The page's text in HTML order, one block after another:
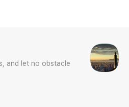
and let no obstacle